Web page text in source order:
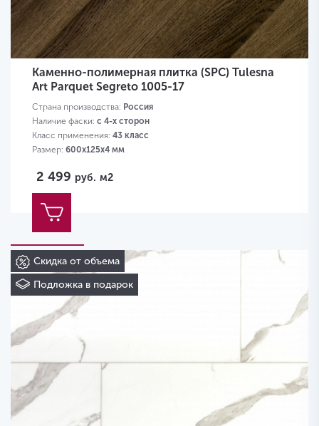
Каменно-полимерная плитка (SPC) Tulesna
Art Parquet Segreto 1005-17
Страна производства: Россия
Наличие фаски: с 4-х сторон
Класс применения: 43 класс
Размер: 600х125х4 мм
2 499 руб. м2
Скидка от объема
Подложка в подарок